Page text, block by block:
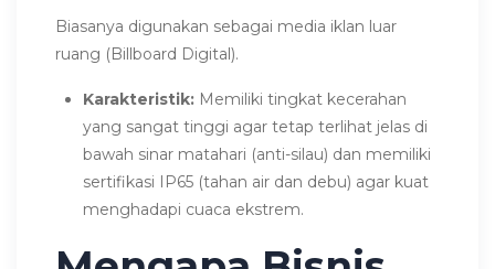
Biasanya digunakan sebagai media iklan luar
ruang (Billboard Digital).
Karakteristik: Memiliki tingkat kecerahan
yang sangat tinggi agar tetap terlihat jelas di
bawah sinar matahari (anti-silau) dan memiliki
sertifikasi IP65 (tahan air dan debu) agar kuat
menghadapi cuaca ekstrem.